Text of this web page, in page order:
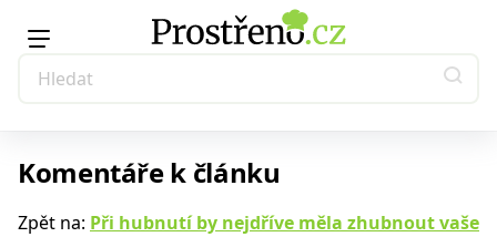
Komentáře k článku
Zpět na: Při hubnutí by nejdříve měla zhubnout vaše